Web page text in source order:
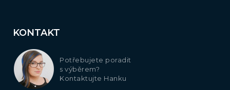
KONTAKT
Potřebujete poradit
s výběrem?
Kontaktujte Hanku